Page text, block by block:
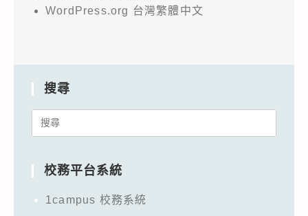
WordPress.org 台灣繁體中文
搜尋
Search
校務平台系統
1campus 校務系統